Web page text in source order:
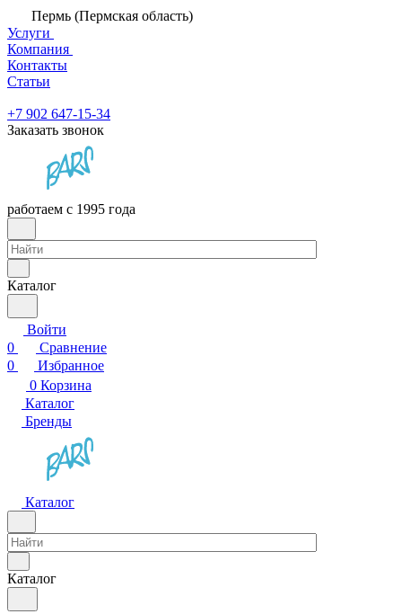
Пермь (Пермская область)
Услуги
Компания
Контакты
Статьи
+7 902 647-15-34
Заказать звонок
работаем с 1995 года
Каталог
Войти
0
Сравнение
0
Избранное
0 Корзина
Каталог
Бренды
Каталог
Каталог